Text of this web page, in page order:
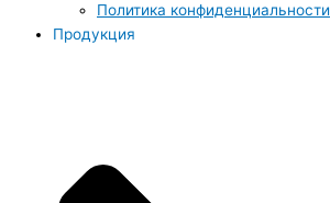
Политика конфиденциальности
Продукция